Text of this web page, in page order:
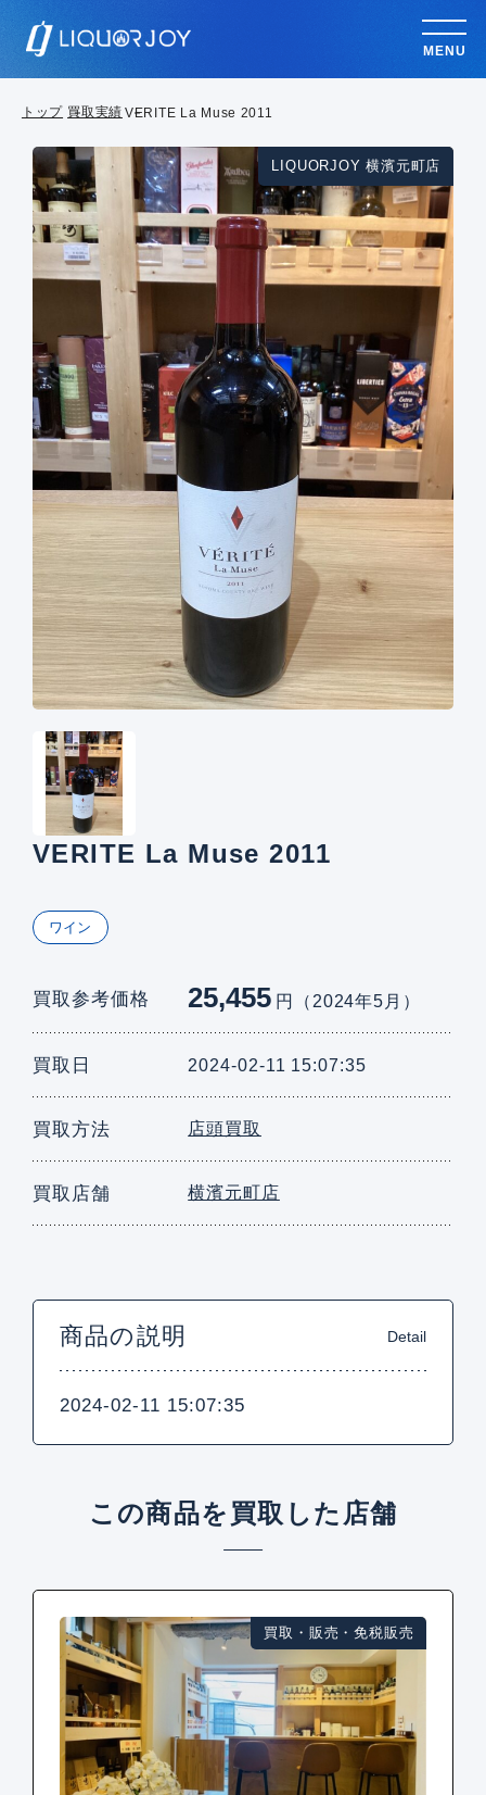
MENU
トップ 買取実績 VERITE La Muse 2011
LIQUORJOY 横濱元町店
VERITE La Muse 2011
ワイン
買取参考価格 25,455 円（2024年5月）
買取日 2024-02-11 15:07:35
買取方法 店頭買取
買取店舗 横濱元町店
商品の説明 Detail
2024-02-11 15:07:35
この商品を買取した店舗
買取・販売・免税販売